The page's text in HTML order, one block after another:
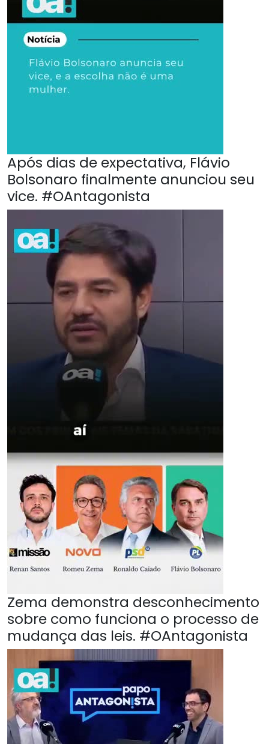
Após dias de expectativa, Flávio
Bolsonaro finalmente anunciou seu
vice. #OAntagonista
Zema demonstra desconhecimento
sobre como funciona o processo de
mudança das leis. #OAntagonista